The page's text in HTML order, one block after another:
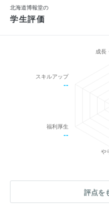
北海道博報堂の
学生評価
成長
や
福利厚生
--
スキルアップ
--
評点を